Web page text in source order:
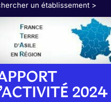
un établissement >
2024